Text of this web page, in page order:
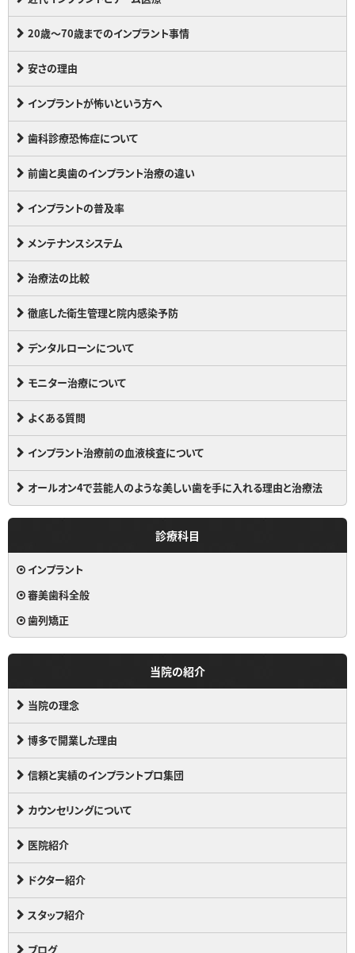
20歳～70歳までのインプラント事情
安さの理由
インプラントが怖いという方へ
歯科診療恐怖症について
前歯と奥歯のインプラント治療の違い
インプラントの普及率
メンテナンスシステム
治療法の比較
徹底した衛生管理と院内感染予防
デンタルローンについて
モニター治療について
よくある質問
インプラント治療前の血液検査について
オールオン4で芸能人のような美しい歯を手に入れる理由と治療法
診療科目
インプラント
審美歯科全般
歯列矯正
当院の紹介
当院の理念
博多で開業した理由
信頼と実績のインプラントプロ集団
カウンセリングについて
医院紹介
ドクター紹介
スタッフ紹介
ブログ